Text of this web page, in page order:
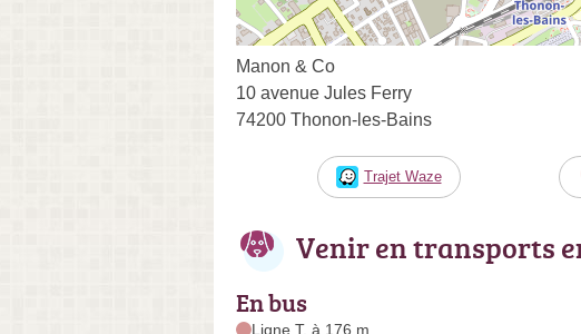
Manon & Co
10 avenue Jules Ferry
74200 Thonon-les-Bains
Trajet Waze
Venir en transports
En bus
Ligne T, à 176 m